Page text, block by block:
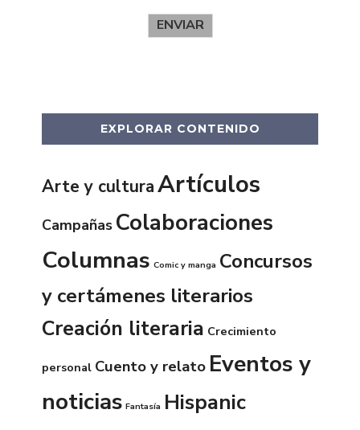
ENVIAR
EXPLORAR CONTENIDO
Arte y culturaArtículos
Campañas Colaboraciones
Columnas Comic y manga Concursos
y certámenes literarios
Creación literaria Crecimiento
personal Cuento y relato Eventos y
noticias Fantasía Hispanic